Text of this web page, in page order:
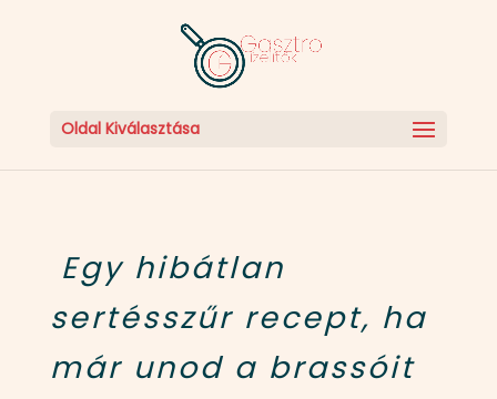
Oldal Kiválasztása
Egy hibátlan
sertésszűr recept, ha
már unod a brassóit